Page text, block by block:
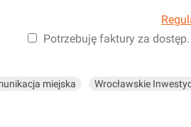
Potrzebuję faktury za
miejska Wrocławskie